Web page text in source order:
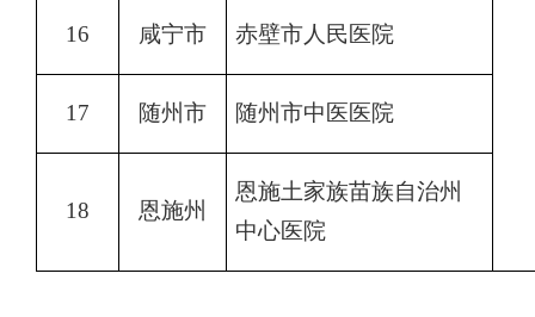
16 咸宁市 赤壁市人民医院
17 随州市 随州市中医医院
18 恩施州
恩施土家族苗族自治州
中心医院